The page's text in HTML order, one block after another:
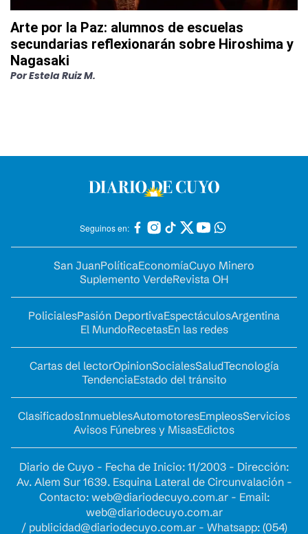
Arte por la Paz: alumnos de escuelas
secundarias reflexionarán sobre Hiroshima y
Nagasaki
PorEstela Ruiz M.
Seguinos en:
San JuanPolíticaEconomíaCuyo Minero
Suplemento VerdeRevista OH
PolicialesPasión DeportivaEspectáculosArgentina
El MundoRecetasEn las redes
Cartas del lectorOpinionSocialesSaludTecnología
TendenciaEstado del tránsito
ClasificadosInmueblesAutomotoresEmpleosServicios
Avisos Fúnebres y MisasEdictos
Diario de Cuyo - Fecha de Inicio: 11/2003 - Dirección:
Av. Alem Sur 1639. Esquina Lateral de Circunvalación -
Contacto: web@diariodecuyo.com.ar- Email:
web@diariodecuyo.com.ar
/ publicidad@diariodecuyo.com.ar- Whatsapp: (054)